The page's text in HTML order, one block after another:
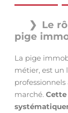
Le
pige
La pige
métier, est un
marché. Cette